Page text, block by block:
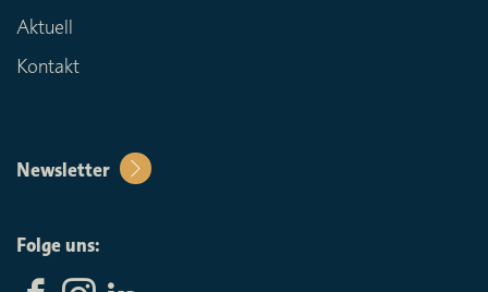
Aktuell
Kontakt
Newsletter
Folge uns: